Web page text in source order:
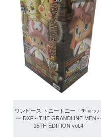
ワンピース トニートニー・チョッ
ー DXF～THE GRANDLINE MEN～
15TH EDITION vol.4